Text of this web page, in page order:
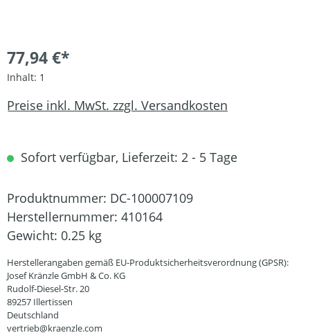
77,94 €*
Inhalt: 1
Preise inkl. MwSt. zzgl. Versandkosten
Sofort verfügbar, Lieferzeit: 2 - 5 Tage
Produktnummer: DC-100007109
Herstellernummer: 410164
Gewicht: 0.25 kg
Herstellerangaben gemäß EU-Produktsicherheitsverordnung (GPSR):
Josef Kränzle GmbH & Co. KG
Rudolf-Diesel-Str. 20
89257 Illertissen
Deutschland
vertrieb@kraenzle.com